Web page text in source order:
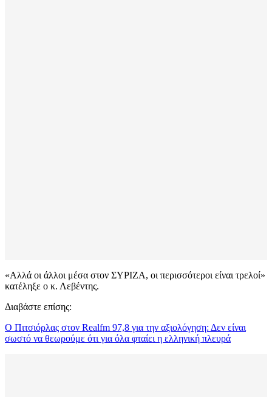
«Αλλά οι άλλοι μέσα στον ΣΥΡΙΖΑ, οι περισσότεροι είναι τρελοί»
κατέληξε ο κ. Λεβέντης.
Διαβάστε επίσης:
Ο Πιτσιόρλας στον Realfm 97,8 για την αξιολόγηση: Δεν είναι
σωστό να θεωρούμε ότι για όλα φταίει η ελληνική πλευρά